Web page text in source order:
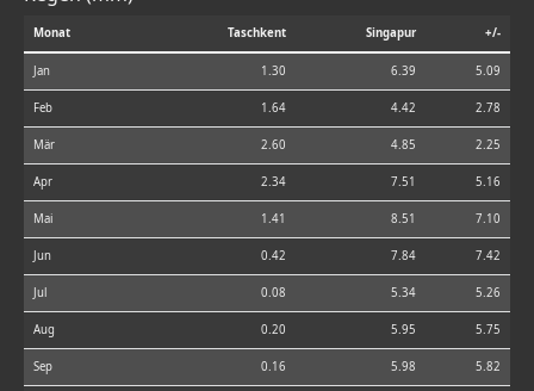
Monat Taschkent Singapur +/-
Jan 1.30 6.39 5.09
Feb 1.64 4.42 2.78
Mär 2.60 4.85 2.25
Apr 2.34 7.51 5.16
Mai 1.41 8.51 7.10
Jun 0.42 7.84 7.42
Jul 0.08 5.34 5.26
Aug 0.20 5.95 5.75
Sep 0.16 5.98 5.82